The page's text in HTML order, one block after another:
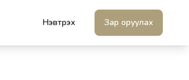
Нэвтрэх Зар оруулах